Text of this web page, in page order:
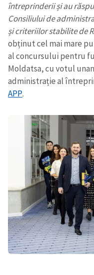
întreprinderii și au
Consiliului de
și criteriilor stabilite de
obținut cel mai mare
al concursului pentru
Moldatsa, cu votul
administrație al
APP.